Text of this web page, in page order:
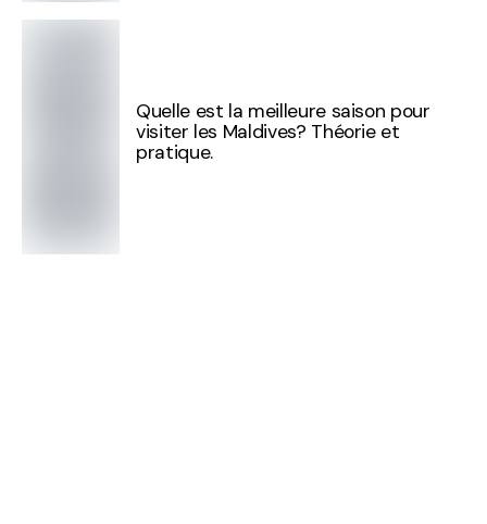
Quelle est la meilleure saison pour
visiter les Maldives? Théorie et
pratique.